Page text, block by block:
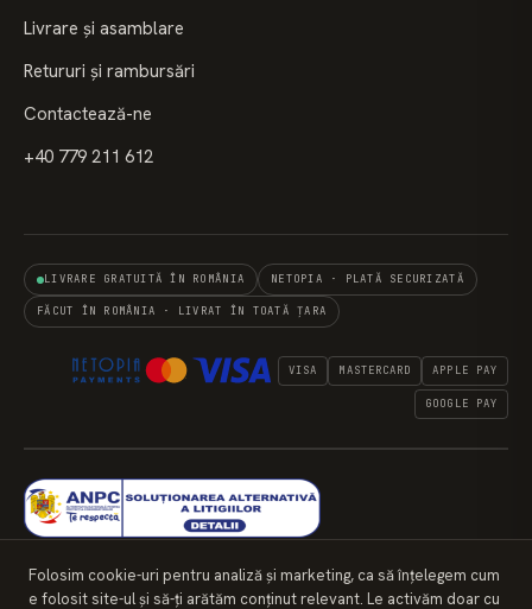
Livrare și asamblare
Retururi și rambursări
Contactează-ne
+40 779 211 612
LIVRARE GRATUITĂ ÎN ROMÂNIA NETOPIA · PLATĂ SECURIZATĂ
FĂCUT ÎN ROMÂNIA · LIVRAT ÎN TOATĂ ȚARA
VISA MASTERCARD APPLE PAY
GOOGLE PAY
© 2026 SEEDS OF KENOSIS DESIGN S.R.L. · CUI
Folosim cookie-uri pentru analiză și marketing, ca să înțelegem cum
e folosit site-ul și să-ți arătăm conținut relevant. Le activăm doar cu